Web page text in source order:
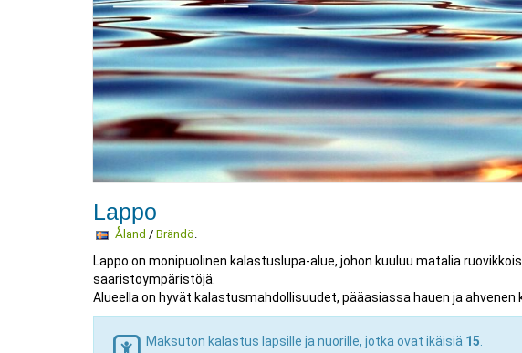
Lappo
Åland / Brändö.
Lappo on monipuolinen kalastuslupa-alue, johon kuuluu matalia
saaristoympäristöjä.
Alueella on hyvät kalastusmahdollisuudet, pääasiassa hauen ja ahvenen
Maksuton kalastus lapsille ja nuorille, jotka ovat ikäisiä 15